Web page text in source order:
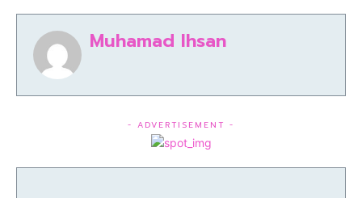
Muhamad Ihsan
- ADVERTISEMENT -